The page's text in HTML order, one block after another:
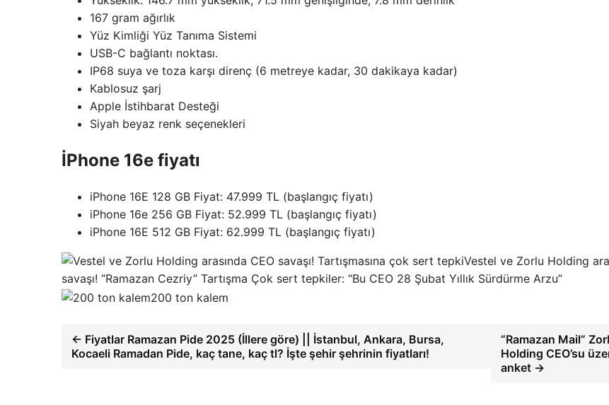
167 gram ağırlık
Yüz Kimliği Yüz Tanıma Sistemi
USB-C bağlantı noktası.
IP68 suya ve toza karşı direnç (6 metreye kadar, 30 dakikaya kadar)
Kablosuz şarj
Apple İstihbarat Desteği
Siyah beyaz renk seçenekleri
İPhone 16e fiyatı
iPhone 16E 128 GB Fiyat: 47.999 TL (başlangıç ​​fiyatı)
iPhone 16e 256 GB Fiyat: 52.999 TL (başlangıç ​​fiyatı)
iPhone 16E 512 GB Fiyat: 62.999 TL (başlangıç ​​fiyatı)
Vestel ve Zorlu Holding
savaşı! “Ramazan Cezriy” Tartışma Çok sert tepkiler: “Bu CEO 28 Şubat Yıllık Sürdürme Arzu”
200 ton kalem
← Fiyatlar Ramazan Pide 2025 (İllere göre) || İstanbul, Ankara, Bursa,
Kocaeli Ramadan Pide, kaç tane, kaç tl? İşte şehir şehrinin fiyatları!
“Ramazan Mail”
Holding CEO’su
anket →